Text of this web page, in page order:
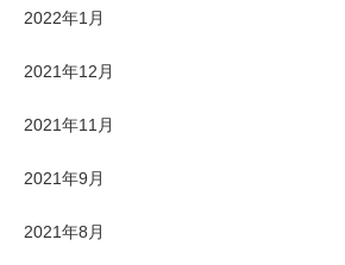
2022年1月
2021年12月
2021年11月
2021年9月
2021年8月